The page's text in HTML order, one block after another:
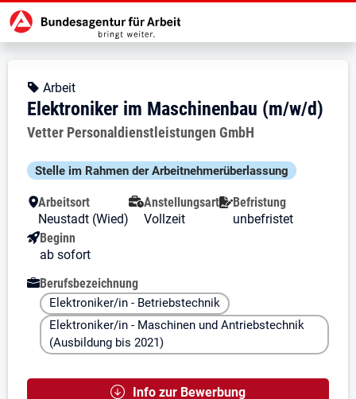
Zur Jobsuche Startseite
Stellendetails zu: Elektroniker
Elektroniker im
Elektroniker im Maschinenbau
Kopfbereich
Angebotsart:
Arbeit
Elektroniker im Maschinenbau (m/w/d)
Arbeitgeber:
Vetter Personaldienstleistungen GmbH
Besondere Merkmale
Stelle im Rahmen der Arbeit­nehmer­über­lassung
Arbeitsort
Neustadt (Wied)
Anstellungsart
Vollzeit
Befristung
unbefristet
Beginn
ab sofort
Berufsbezeichnung
Elektroniker/in - Betriebstechnik
Elektroniker/in - Maschinen und Antriebstechnik
(Ausbildung bis 2021)
Info zur Bewerbung